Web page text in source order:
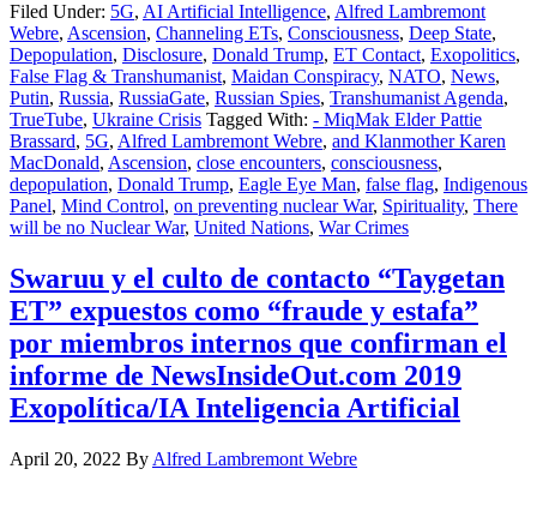
Filed Under: 5G, AI Artificial Intelligence, Alfred Lambremont
Webre, Ascension, Channeling ETs, Consciousness, Deep State,
Depopulation, Disclosure, Donald Trump, ET Contact, Exopolitics,
False Flag & Transhumanist, Maidan Conspiracy, NATO, News,
Putin, Russia, RussiaGate, Russian Spies, Transhumanist Agenda,
TrueTube, Ukraine Crisis Tagged With: - MiqMak Elder Pattie
Brassard, 5G, Alfred Lambremont Webre, and Klanmother Karen
MacDonald, Ascension, close encounters, consciousness,
depopulation, Donald Trump, Eagle Eye Man, false flag, Indigenous
Panel, Mind Control, on preventing nuclear War, Spirituality, There
will be no Nuclear War, United Nations, War Crimes
Swaruu y el culto de contacto “Taygetan
ET” expuestos como “fraude y estafa”
por miembros internos que confirman el
informe de NewsInsideOut.com 2019
Exopolítica/IA Inteligencia Artificial
April 20, 2022 By Alfred Lambremont Webre